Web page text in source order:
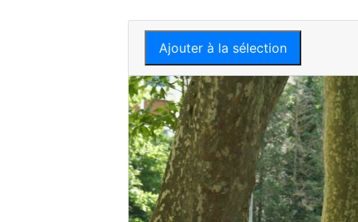
Ajouter à la sélection